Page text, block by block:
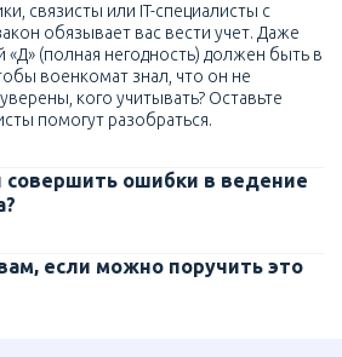
связисты или IT-специалисты с
обязывает вас вести учет. Даже
«Д» (полная негодность) должен быть в
военкомат знал, что он не
кого учитывать? Оставьте
помогут разобраться.
совершить ошибки в ведение
если можно поручить это